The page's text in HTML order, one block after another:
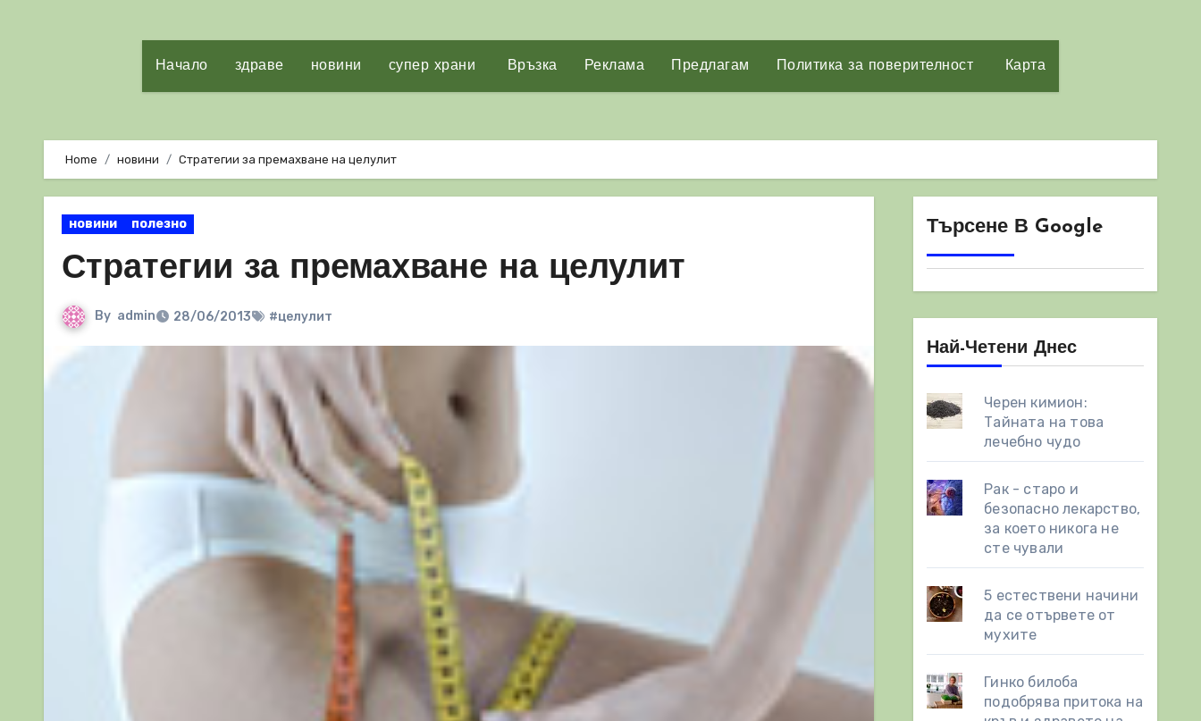
Начало здраве новини супер храни Връзка Реклама Предлагам Политика за поверителност Карта
Home новини Стратегии за премахване на целулит
новини полезно
Стратегии за премахване на целулит
By admin 28/06/2013 #целулит
Търсене В Google
Най-Четени Днес
Черен кимион:
Тайната на това
лечебно чудо
Рак - старо и
безопасно лекарство,
за което никога не
сте чували
5 естествени начини
да се отървете от
мухите
Гинко билоба
подобрява притока на